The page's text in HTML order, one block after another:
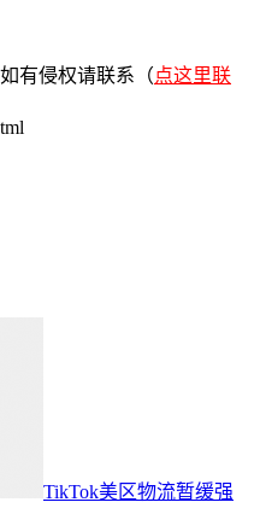
有侵权请联系（点这里联
TikTok美区物流暂缓强